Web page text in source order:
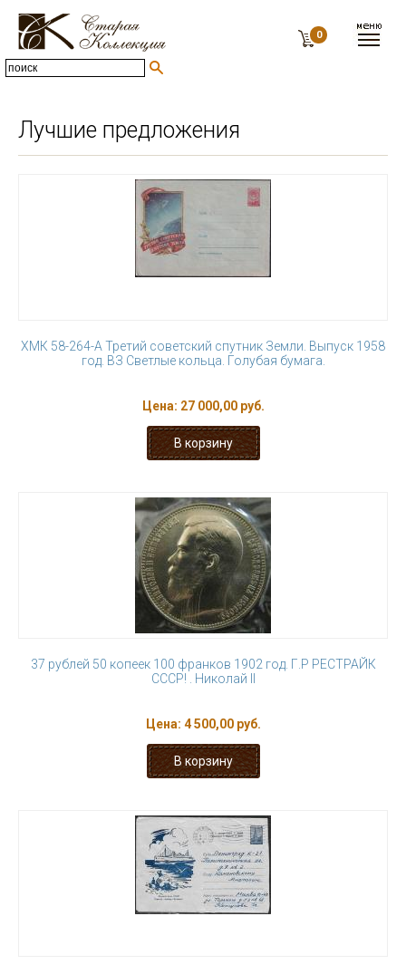
0
Лучшие предложения
ХМК 58-264-А Третий советский спутник Земли. Выпуск 1958
год. ВЗ Светлые кольца. Голубая бумага.
Цена: 27 000,00 руб.
37 рублей 50 копеек 100 франков 1902 год. Г.Р РЕСТРАЙК
СССР! . Николай II
Цена: 4 500,00 руб.